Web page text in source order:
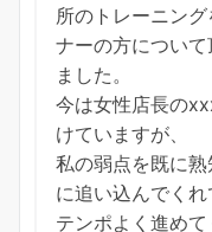
所のトレーニン
ナーの方につい
ました。
今は女性店長の
けていますが、
私の弱点を既に
に追い込んでくれ
テンポよく進め